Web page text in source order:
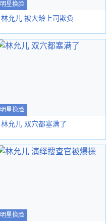
明星换脸
林允儿 被大龄上司欺负
明星换脸
林允儿 双穴都塞满了
明星换脸